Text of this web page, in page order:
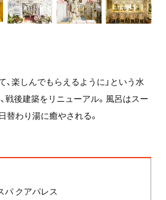
、楽しんでもらえるように」という水
戦後建築をリニューアル。風呂はスー
替わり湯に癒やされる。
パ クアパレス